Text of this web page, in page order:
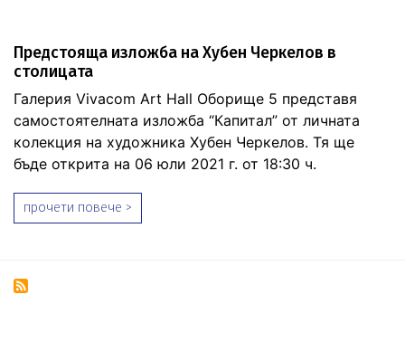
Предстояща изложба на Хубен Черкелов в
столицата
Галерия Vivacom Art Hall Оборище 5 представя
самостоятелната изложба “Капитал” от личната
колекция на художника Хубен Черкелов. Тя ще
бъде открита на 06 юли 2021 г. от 18:30 ч.
прочети повече >